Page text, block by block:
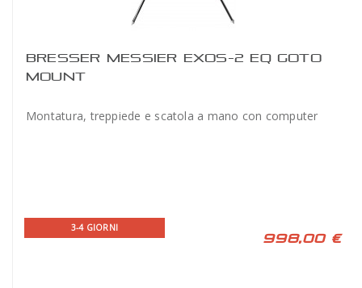
BRESSER MESSIER EXOS-2 EQ GOTO
MOUNT
Montatura, treppiede e scatola a mano con computer
3-4 GIORNI
998,00 €